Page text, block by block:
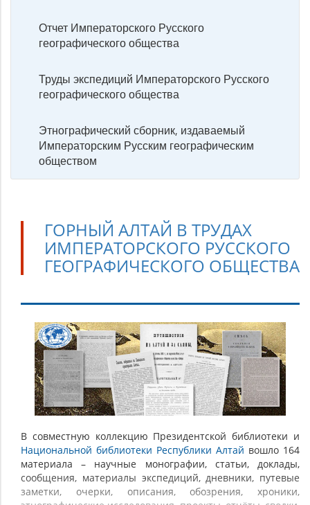
Отчет Императорского Русского
географического общества
Труды экспедиций Императорского Русского
географического общества
Этнографический сборник, издаваемый
Императорским Русским географическим
обществом
ГОРНЫЙ АЛТАЙ В ТРУДАХ
ИМПЕРАТОРСКОГО РУССКОГО
ГЕОГРАФИЧЕСКОГО ОБЩЕСТВА
Горный
Алтай
трудах
Императорского
Русского
географического
общества
В совместную коллекцию Президентской библиотеки и
Национальной библиотеки Республики Алтай вошло 164
материала – научные монографии, статьи, доклады,
сообщения, материалы экспедиций, дневники, путевые
заметки, очерки, описания, обозрения, хроники,